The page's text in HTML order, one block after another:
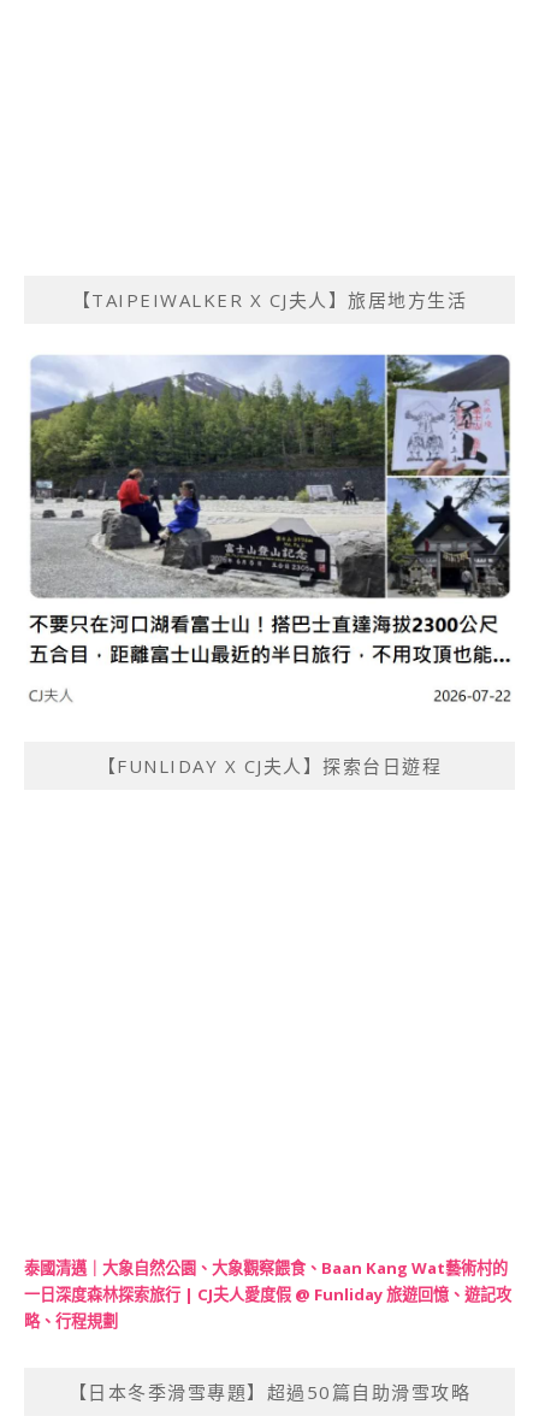
【TAIPEIWALKER X CJ夫人】旅居地方生活
【FUNLIDAY X CJ夫人】探索台日遊程
泰國清邁｜大象自然公園、大象觀察餵食、Baan Kang Wat藝術村的
一日深度森林探索旅行 | CJ夫人愛度假 @ Funliday 旅遊回憶、遊記攻
略、行程規劃
【日本冬季滑雪專題】超過50篇自助滑雪攻略